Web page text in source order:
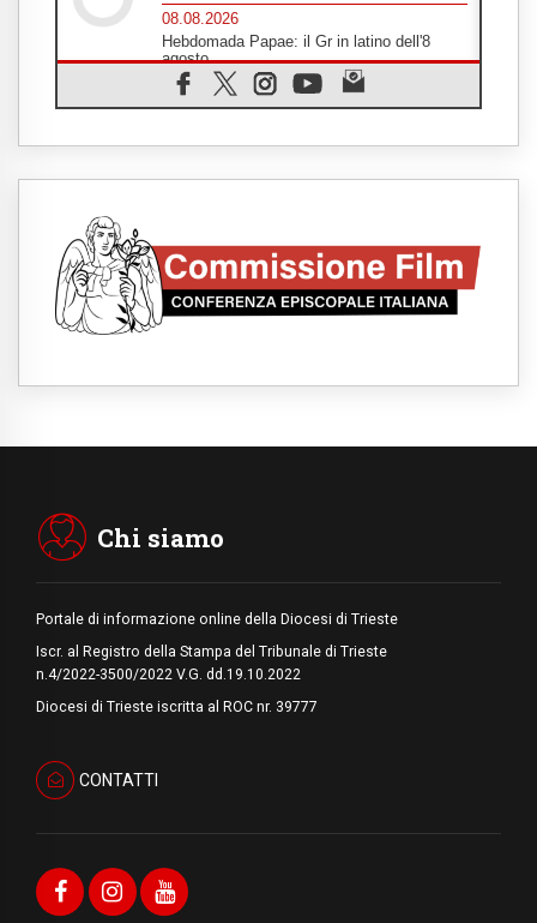
08.08.2026
Hebdomada Papae: il Gr in latino dell'8
agosto
08.08.2026
Spin Time, Reina: Cristo non abita nei
senzatetto
08.08.2026
08.08.2026
Argentina, l'arcivescovo Colombo: "La
visita del Papa messaggio di pace e
dignità"
Medio Oriente
Chi siamo
Portale di informazione online della Diocesi di Trieste
Iscr. al Registro della Stampa del Tribunale di Trieste
n.4/2022-3500/2022 V.G. dd.19.10.2022
Diocesi di Trieste iscritta al ROC nr. 39777
CONTATTI